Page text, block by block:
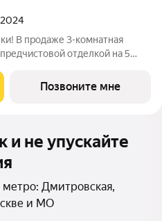
2024
В продаже 3-комнатная
отделкой на 5
премиум-класса с
Позвоните мне
и не упускайте
метро: Дмитровская,
и МО